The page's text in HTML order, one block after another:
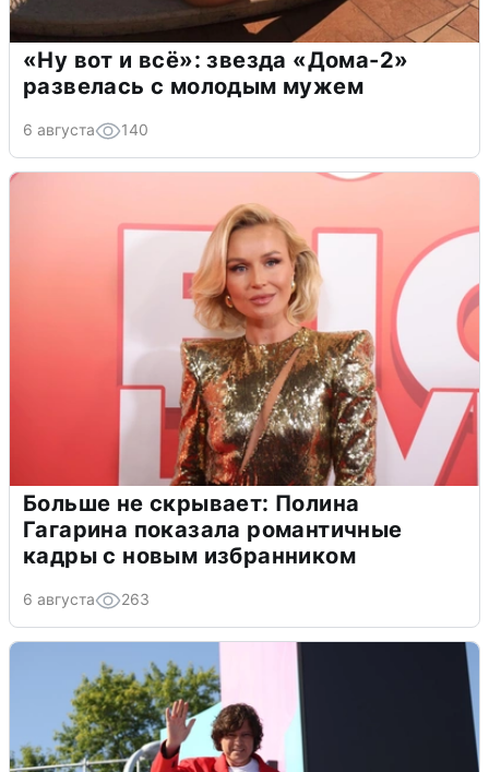
«Ну вот и всё»: звезда «Дома-2»
развелась с молодым мужем
6 августа 140
Больше не скрывает: Полина
Гагарина показала романтичные
кадры с новым избранником
6 августа 263